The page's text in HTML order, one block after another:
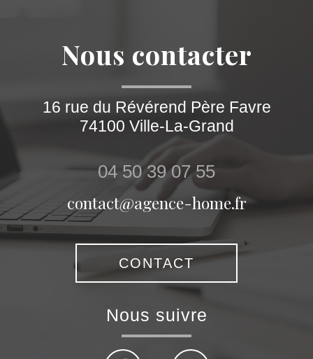
nous contacter
16 rue du Révérend Père Favre
74100 Ville-La-Grand
04 50 39 07 55
contact@agence-home.fr
CONTACT
nous suivre